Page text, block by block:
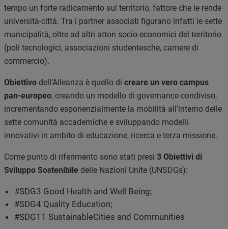
tempo un forte radicamento sul territorio, fattore che le rende
università-città. Tra i partner associati figurano infatti le sette
municipalità, oltre ad altri attori socio-economici del territorio
(poli tecnologici, associazioni studentesche, camere di
commercio).
Obiettivodell’Alleanza è quello di creare un vero campus
pan-europeo, creando un modello di governance condiviso,
incrementando esponenzialmente la mobilità all’interno delle
sette comunità accademiche e sviluppando modelli
innovativi in ambito di educazione, ricerca e terza missione.
Come punto di riferimento sono stati presi 3 Obiettivi di
Sviluppo Sostenibile delle Nazioni Unite (UNSDGs):
#SDG3 Good Health and Well Being;
#SDG4 Quality Education;
#SDG11 SustainableCities and Communities